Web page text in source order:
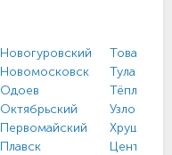
Новогуровский
Новомосковск
Одоев
Октябрьский
Первомайский
Плавск
Тула
Тёплое
Узловая
Хрущево